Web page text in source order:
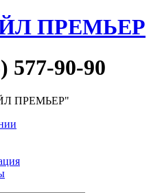
ПРЕМЬЕР
577-90-90
ПРЕМЬЕР"